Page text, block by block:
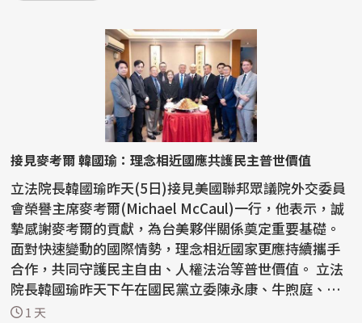
接見麥考爾 韓國瑜：理念相近國應共護民主普世價值
立法院長韓國瑜昨天(5日)接見美國聯邦眾議院外交委員
會榮譽主席麥考爾(Michael McCaul)一行，他表示，誠
摯感謝麥考爾的貢獻，為台美夥伴關係奠定重要基礎。
面對快速變動的國際情勢，理念相近國家更應持續攜手
合作，共同守護民主自由、人權法治等普世價值。 立法
院長韓國瑜昨天下午在國民黨立委陳永康、牛煦庭、徐
巧芯...
1 天